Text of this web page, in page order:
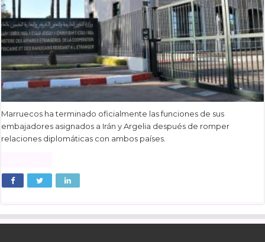
Marruecos ha terminado oficialmente las funciones de sus
embajadores asignados a Irán y Argelia después de romper
relaciones diplomáticas con ambos países.